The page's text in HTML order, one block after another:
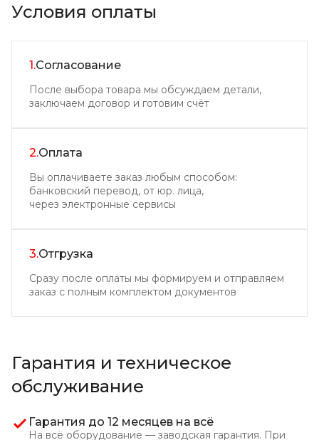
Условия оплаты
1.Согласование
После выбора товара мы обсуждаем детали,
заключаем договор и готовим счёт
2.Оплата
Вы оплачиваете заказ любым способом:
банковский перевод, от юр. лица,
через электронные сервисы
3.Отгрузка
Сразу после оплаты мы формируем и отправляем
заказ с полным комплектом документов
Гарантия и техническое
обслуживание
Гарантия до 12 месяцев на всё
На всё оборудование — заводская гарантия. При